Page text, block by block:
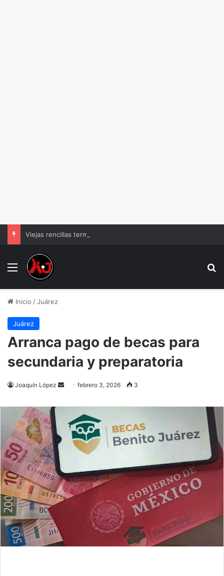
Viejas rencillas terminan en intento de homi.cidio
Menu
Inicio /Juárez
Juárez
Arranca pago de becas para
secundaria y preparatoria
Joaquín López
Send
email
febrero 3, 2026 3